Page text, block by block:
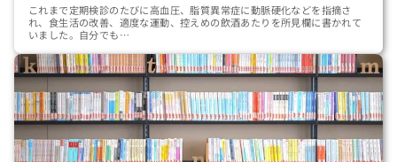
これまで定期検診のたびに高血圧、脂質異常症に動脈硬化などを指摘さ
れ、食生活の改善、適度な運動、控えめの飲酒あたりを所見欄に書かれて
いました。自分でも…